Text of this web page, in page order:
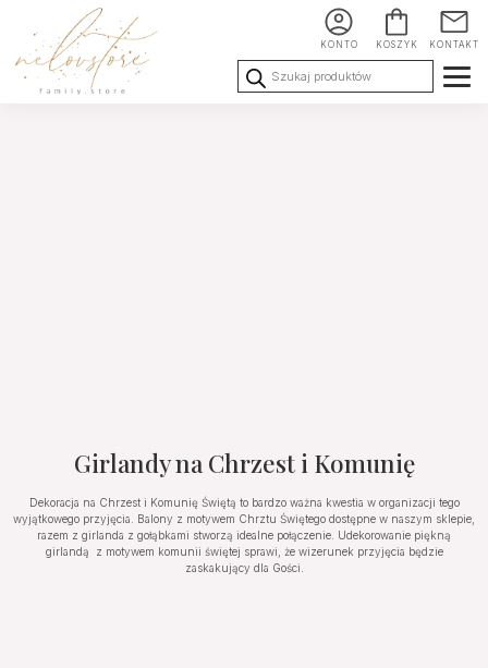
KONTO KOSZYK KONTAKT
Wyszukiwarka
produktów
Girlandy na Chrzest i Komunię
Dekoracja na Chrzest i Komunię Świętą to bardzo ważna kwestia w organizacji tego
wyjątkowego przyjęcia. Balony z motywem Chrztu Świętego dostępne w naszym sklepie,
razem z girlanda z gołąbkami stworzą idealne połączenie. Udekorowanie piękną
girlandą z motywem komunii świętej sprawi, że wizerunek przyjęcia będzie
zaskakujący dla Gości.